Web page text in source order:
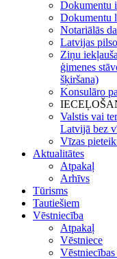
Dokumentu
Dokumentu
Notariālās
Latvijas
Ziņu
ģimenes
šķiršana)
Konsulāro
Valstis vai
Latvijā bez
Vīzas
Aktualitātes
Atpakaļ
Arhīvs
Tūrisms
Tautiešiem
Vēstniecība
Atpakaļ
Vēstniece